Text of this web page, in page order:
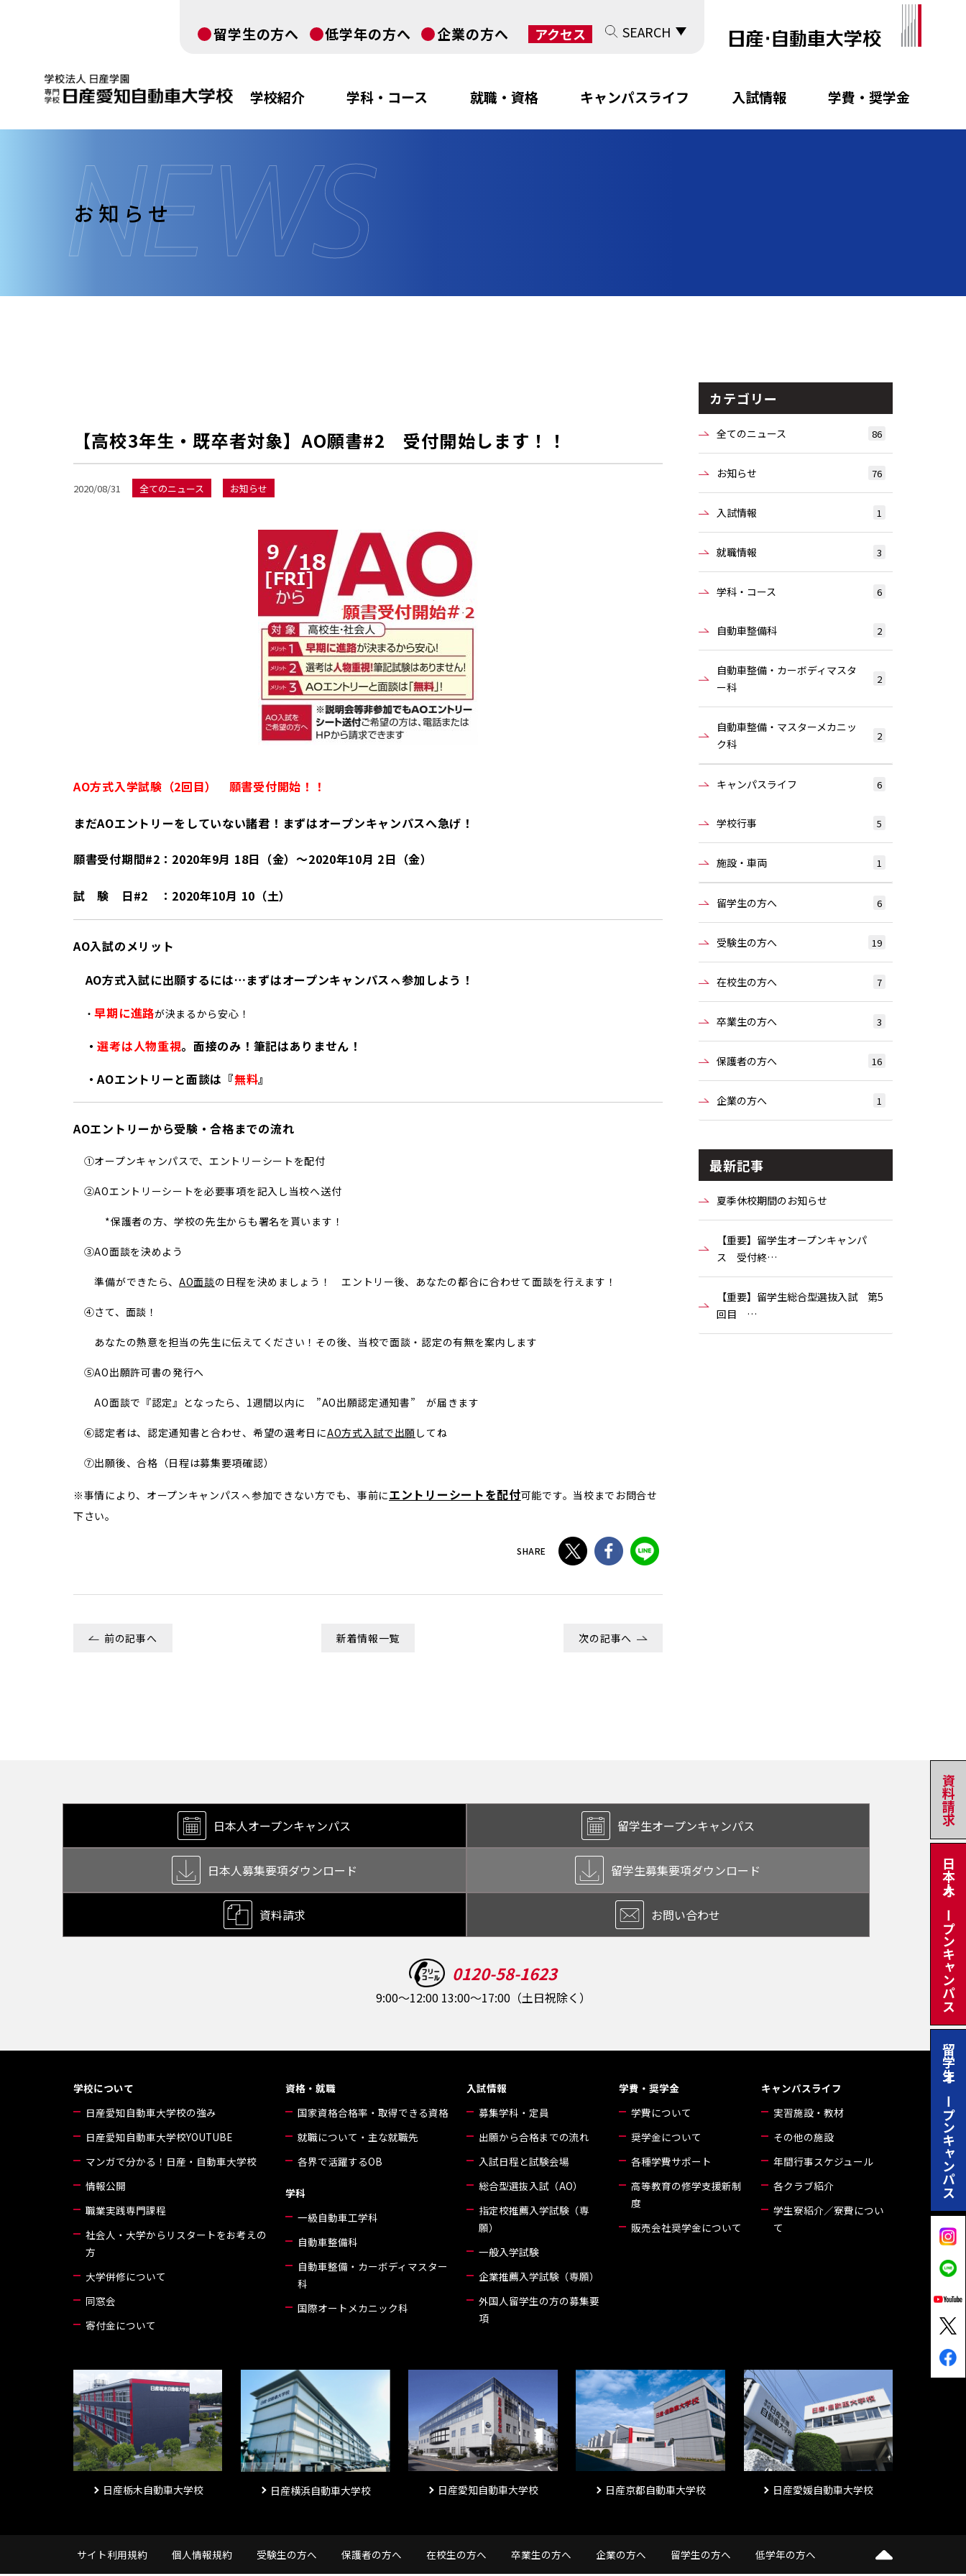
留学生の方へ 低学年の方へ 企業の方へ アクセス SEARCH
学校紹介 学科・コース 就職・資格 キャンパスライフ 入試情報 学費・奨学金
お知らせ
【高校3年生・既卒者対象】AO願書#2 受付開始します！！
2020/08/31 全てのニュース お知らせ
AO方式入学試験（2回目） 願書受付開始！！
まだAOエントリーをしていない諸君！まずはオープンキャンパスへ急げ！
願書受付期間#2：2020年9月 18日（金）～2020年10月 2日（金）
試 験 日#2 ：2020年10月 10（土）
AO入試のメリット
AO方式入試に出願するには…まずはオープンキャンパスㇸ参加しよう！
・早期に進路が決まるから安心！
・選考は人物重視。面接のみ！筆記はありません！
・AOエントリーと面談は『無料』
AOエントリーから受験・合格までの流れ
①オープンキャンパスで、エントリーシートを配付
②AOエントリーシートを必要事項を記入し当校へ送付
*保護者の方、学校の先生からも署名を貰います！
③AO面談を決めよう
準備ができたら、 AO面談の日程を決めましょう！ エントリー後、あなたの都合に合わせて面談を行えます！
④さて、面談！
あなたの熱意を担当の先生に伝えてください！その後、当校で面談・認定の有無を案内します
⑤AO出願許可書の発行へ
AO面談で『認定』となったら、1週間以内に ”AO出願認定通知書” が届きます
⑥認定者は、認定通知書と合わせ、希望の選考日にAO方式入試で出願 してね
⑦出願後、合格（日程は募集要項確認）
※事情により、オープンキャンパスㇸ参加できない方でも、事前にエントリーシートを配付可能です。当校までお問合せ
下さい。
SHARE
前の記事へ 新着情報一覧 次の記事へ
カテゴリー
全てのニュース 86
お知らせ 76
入試情報 1
就職情報 3
学科・コース 6
自動車整備科 2
自動車整備・カーボディマスタ
ー科
2
自動車整備・マスターメカニッ
ク科
2
キャンパスライフ 6
学校行事 5
施設・車両 1
留学生の方へ 6
受験生の方へ 19
在校生の方へ 7
卒業生の方へ 3
保護者の方へ 16
企業の方へ 1
最新記事
夏季休校期間のお知らせ
【重要】留学生オープンキャンパ
ス 受付終…
【重要】留学生総合型選抜入試 第5
回目 …
資料請求
日本人オープンキャンパス
留学生オープンキャンパス
日本人オープンキャンパス 留学生オープンキャンパス
日本人募集要項ダウンロード 留学生募集要項ダウンロード
資料請求 お問い合わせ
0120-58-1623
9:00～12:00 13:00～17:00（土日祝除く）
学校について
日産愛知自動車大学校の強み
日産愛知自動車大学校YOUTUBE
マンガで分かる！日産・自動車大学校
情報公開
職業実践専門課程
社会人・大学からリスタートをお考えの
方
大学併修について
同窓会
寄付金について
資格・就職
国家資格合格率・取得できる資格
就職について・主な就職先
各界で活躍するOB
学科
一級自動車工学科
自動車整備科
自動車整備・カーボディマスター
科
国際オートメカニック科
入試情報
募集学科・定員
出願から合格までの流れ
入試日程と試験会場
総合型選抜入試（AO）
指定校推薦入学試験（専
願）
一般入学試験
企業推薦入学試験（専願）
外国人留学生の方の募集要
項
学費・奨学金
学費について
奨学金について
各種学費サポート
高等教育の修学支援新制
度
販売会社奨学金について
キャンパスライフ
実習施設・教材
その他の施設
年間行事スケジュール
各クラブ紹介
学生寮紹介／寮費につい
て
日産栃木自動車大学校 日産横浜自動車大学校 日産愛知自動車大学校 日産京都自動車大学校 日産愛媛自動車大学校
サイト利用規約 個人情報規約 受験生の方へ 保護者の方へ 在校生の方へ 卒業生の方へ 企業の方へ 留学生の方へ 低学年の方へ